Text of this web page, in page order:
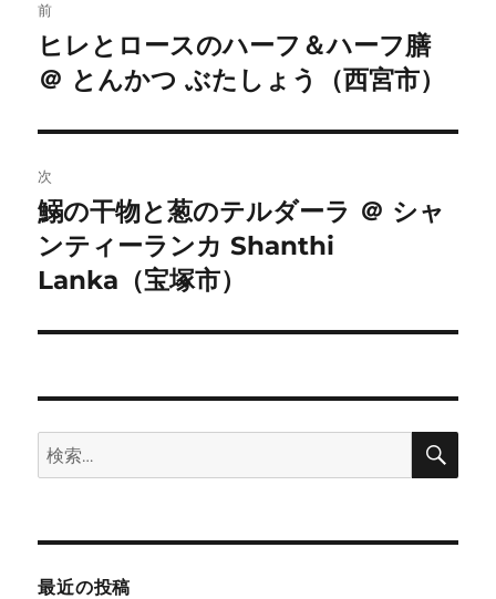
稿
ナ
ビ
ゲ
ー
シ
前
前
の
稿:
ヒレとロースのハーフ＆ハーフ膳
＠ とんかつ ぶたしょう（西宮市）
次
次
の
投
鰯の干物と葱のテルダーラ ＠ シャ
ンティーランカ Shanthi
Lanka（宝塚市）
検
索:
検
最近の投稿